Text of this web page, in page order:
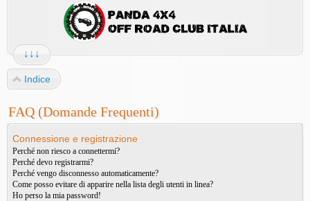
↓↓↓
Indice
FAQ (Domande Frequenti)
Connessione e registrazione
Perché non riesco a connettermi?
Perché devo registrarmi?
Perché vengo disconnesso automaticamente?
Come posso evitare di apparire nella lista degli utenti in linea?
Ho perso la mia password!